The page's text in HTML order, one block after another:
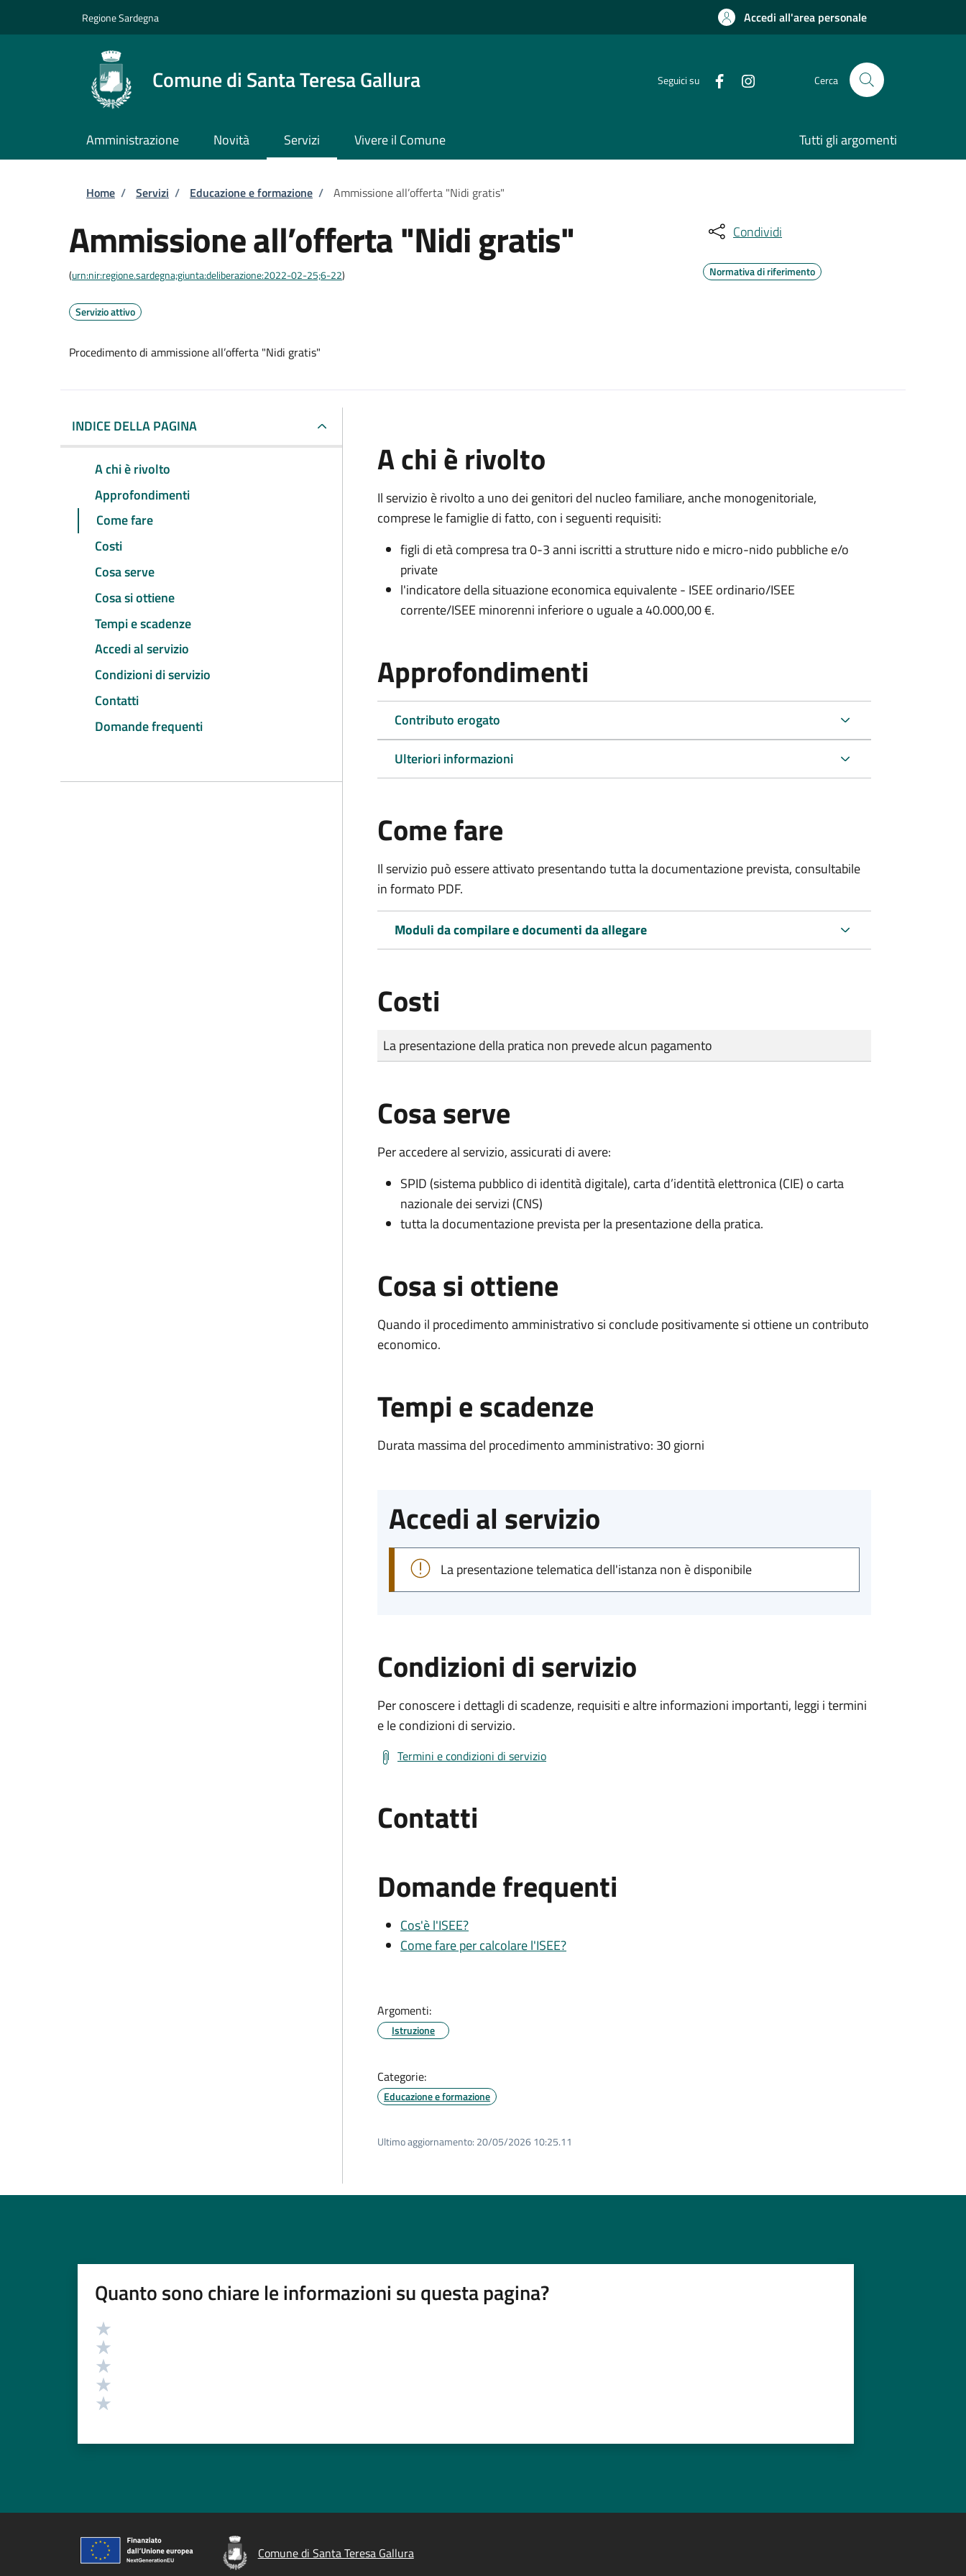
Regione Sardegna Accedi all'area personale
Comune di Santa Teresa Gallura Seguici su Cerca
Amministrazione Novità Servizi Vivere il Comune Tutti gli argomenti
Briciole di pane
Home / Servizi / Educazione e formazione / Ammissione all’offerta "Nidi gratis"
Ammissione all’offerta "Nidi gratis"
(urn:nir:regione.sardegna;giunta:deliberazione:2022-02-25;6-22)
Servizio attivo
Procedimento di ammissione all’offerta "Nidi gratis"
Condividi
Normativa di riferimento
INDICE DELLA PAGINA
A chi è rivolto
Approfondimenti
Come fare
Costi
Cosa serve
Cosa si ottiene
Tempi e scadenze
Accedi al servizio
Condizioni di servizio
Contatti
Domande frequenti
A chi è rivolto
Il servizio è rivolto a uno dei genitori del nucleo familiare, anche monogenitoriale,
comprese le famiglie di fatto, con i seguenti requisiti:
figli di età compresa tra 0-3 anni iscritti a strutture nido e micro-nido pubbliche e/o
private
l'indicatore della situazione economica equivalente - ISEE ordinario/ISEE
corrente/ISEE minorenni inferiore o uguale a 40.000,00 €.
Approfondimenti
Contributo erogato
Ulteriori informazioni
Come fare
Il servizio può essere attivato presentando tutta la documentazione prevista, consultabile
in formato PDF.
Moduli da compilare e documenti da allegare
Costi
Tipo di pagamento
Importo
La presentazione della pratica non prevede alcun pagamento
Cosa serve
Per accedere al servizio, assicurati di avere:
SPID (sistema pubblico di identità digitale), carta d’identità elettronica (CIE) o carta
nazionale dei servizi (CNS)
tutta la documentazione prevista per la presentazione della pratica.
Cosa si ottiene
Quando il procedimento amministrativo si conclude positivamente si ottiene un contributo
economico.
Tempi e scadenze
Durata massima del procedimento amministrativo: 30 giorni
Accedi al servizio
La presentazione telematica dell'istanza non è disponibile
Condizioni di servizio
Per conoscere i dettagli di scadenze, requisiti e altre informazioni importanti, leggi i termini
e le condizioni di servizio.
Termini e condizioni di servizio
Contatti
Domande frequenti
Cos'è l'ISEE?
Come fare per calcolare l'ISEE?
Argomenti:
Istruzione
Categorie:
Educazione e formazione
Ultimo aggiornamento: 20/05/2026 10:25.11
Quanto sono chiare le informazioni su questa pagina?
Valutazione
Comune di Santa Teresa Gallura